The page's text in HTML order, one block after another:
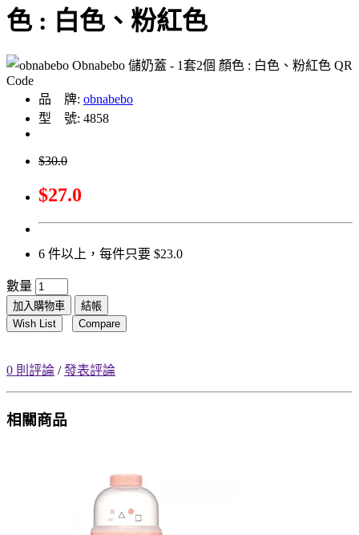
色 : 白色、粉紅色
品 牌: obnabebo
型 號: 4858
$30.0
$27.0
6 件以上，每件只要 $23.0
數量
加入購物車
結帳
Wish List
Compare
0 則評論 /發表評論
相關商品